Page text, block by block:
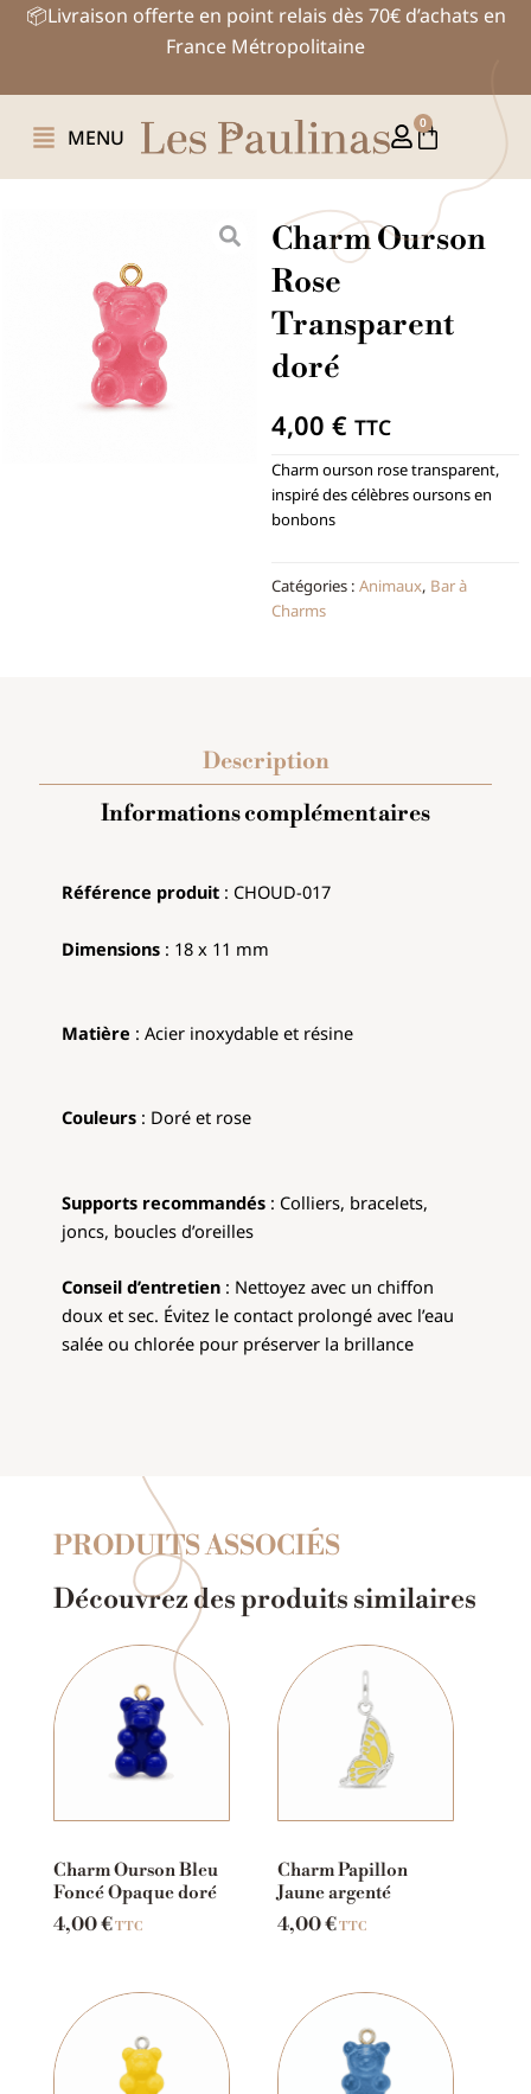
Aller📦Livraison offerte en point relais dès 70€ d’achats en
France Métropolitaine
MENU
0
Panier
Charm Ourson
Rose
Transparent
doré
4,00 € TTC
Charm ourson rose transparent,
inspiré des célèbres oursons en
bonbons
Catégories : Animaux, Bar à
Charms
Description
Informations complémentaires
Référence produit : CHOUD-017
Dimensions : 18 x 11 mm
Matière : Acier inoxydable et résine
Couleurs : Doré et rose
Supports recommandés : Colliers, bracelets,
joncs, boucles d’oreilles
Conseil d’entretien : Nettoyez avec un chiffon
doux et sec. Évitez le contact prolongé avec l’eau
salée ou chlorée pour préserver la brillance
PRODUITS ASSOCIÉS
Découvrez des produits similaires
Charm Ourson Bleu
Foncé Opaque doré
4,00€TTC
Charm Papillon
Jaune argenté
4,00€TTC